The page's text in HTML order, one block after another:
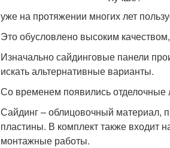
уже на протяжении многих лет
Это обусловлено высоким
Изначально сайдинговые панели
искать альтернативные варианты.
Со временем появились отделочные
Сайдинг – облицовочный материал,
пластины. В комплект также входит
монтажные работы.